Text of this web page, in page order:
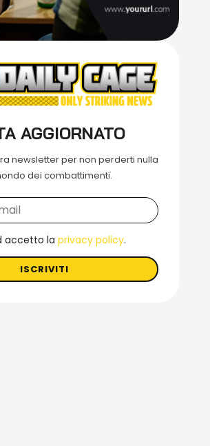
AGGIORNATO
newsletter per non perderti nulla
dei combattimenti.
accetto la privacy policy.
ISCRIVITI